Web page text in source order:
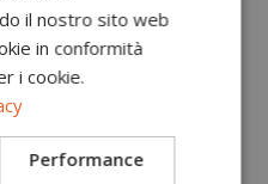
PU compatto e
11
costrizioni.
Fit plantare removibile
il nostro sito web
in conformità
i cookie.
Performance